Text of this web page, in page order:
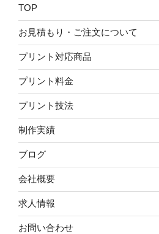
TOP
お見積もり・ご注文について
プリント対応商品
プリント料金
プリント技法
制作実績
ブログ
会社概要
求人情報
お問い合わせ